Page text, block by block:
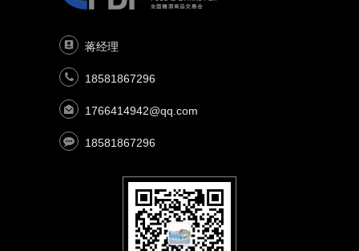
蒋经理
18581867296
1766414942@qq.com
18581867296